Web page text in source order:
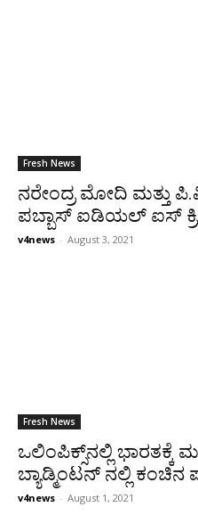
Fresh News
ನರೇಂದ್ರ ಮೋದಿ ಮತ್ತು
ಪಬ್ಬಾಸ್ ಐಡಿಯಲ್ ಐಸ್
v4news - August 3, 2021
Fresh News
ಒಲಿಂಪಿಕ್ಸ್‌ನಲ್ಲಿ ಭಾರತಕ್ಕೆ
ಬ್ಯಾಡ್ಮಿಂಟನ್‌ ನಲ್ಲಿ ಕಂಚಿನ
v4news - August 1, 2021